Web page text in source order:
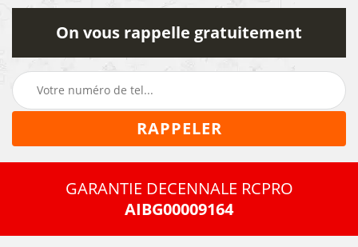
On vous rappelle gratuitement
GARANTIE DECENNALE RCPRO
AIBG00009164